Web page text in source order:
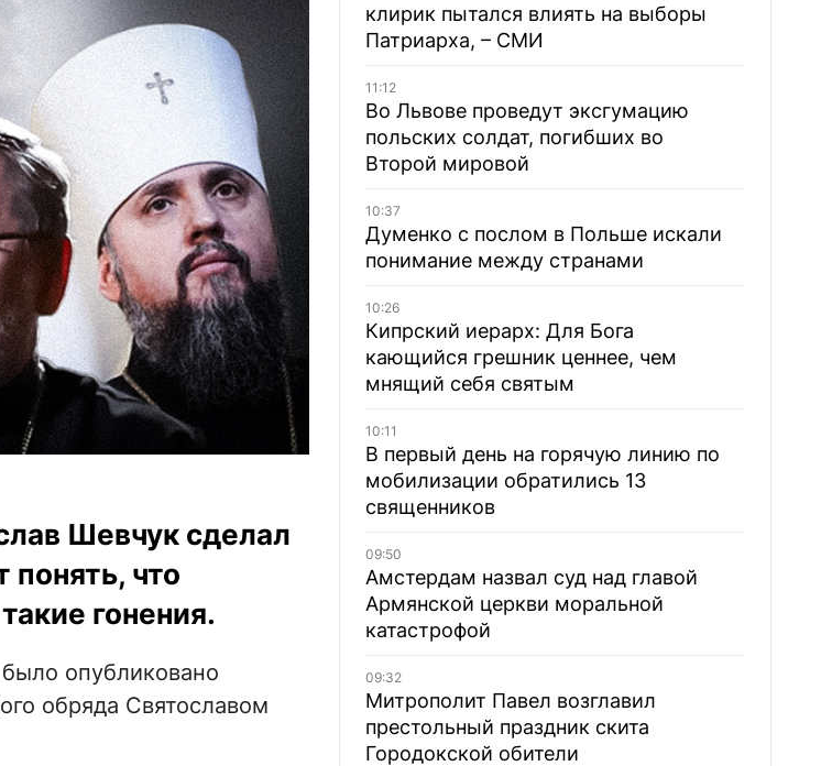
Шевчук сделал
понять, что
гонения.
было опубликовано
обряда Святославом
клирик пытался влиять на выборы
Патриарха, – СМИ
11:12
Во Львове проведут эксгумацию
польских солдат, погибших во
Второй мировой
10:37
Думенко с послом в Польше искали
понимание между странами
10:26
Кипрский иерарх: Для Бога
кающийся грешник ценнее, чем
мнящий себя святым
10:11
В первый день на горячую линию по
мобилизации обратились 13
священников
09:50
Амстердам назвал суд над главой
Армянской церкви моральной
катастрофой
09:32
Митрополит Павел возглавил
престольный праздник скита
Городокской обители